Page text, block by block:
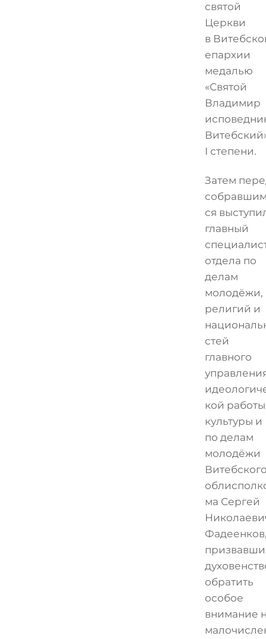
святой
Церкви
в
епархии
медалью
«Святой
Владимир
I степени.
Затем
ся
главный
отдела по
делам
молодёжи,
религий и
стей
главного
кой
культуры и
по делам
молодёжи
ма Сергей
обратить
особое
внимание